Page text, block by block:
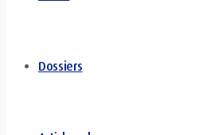
Dossiers